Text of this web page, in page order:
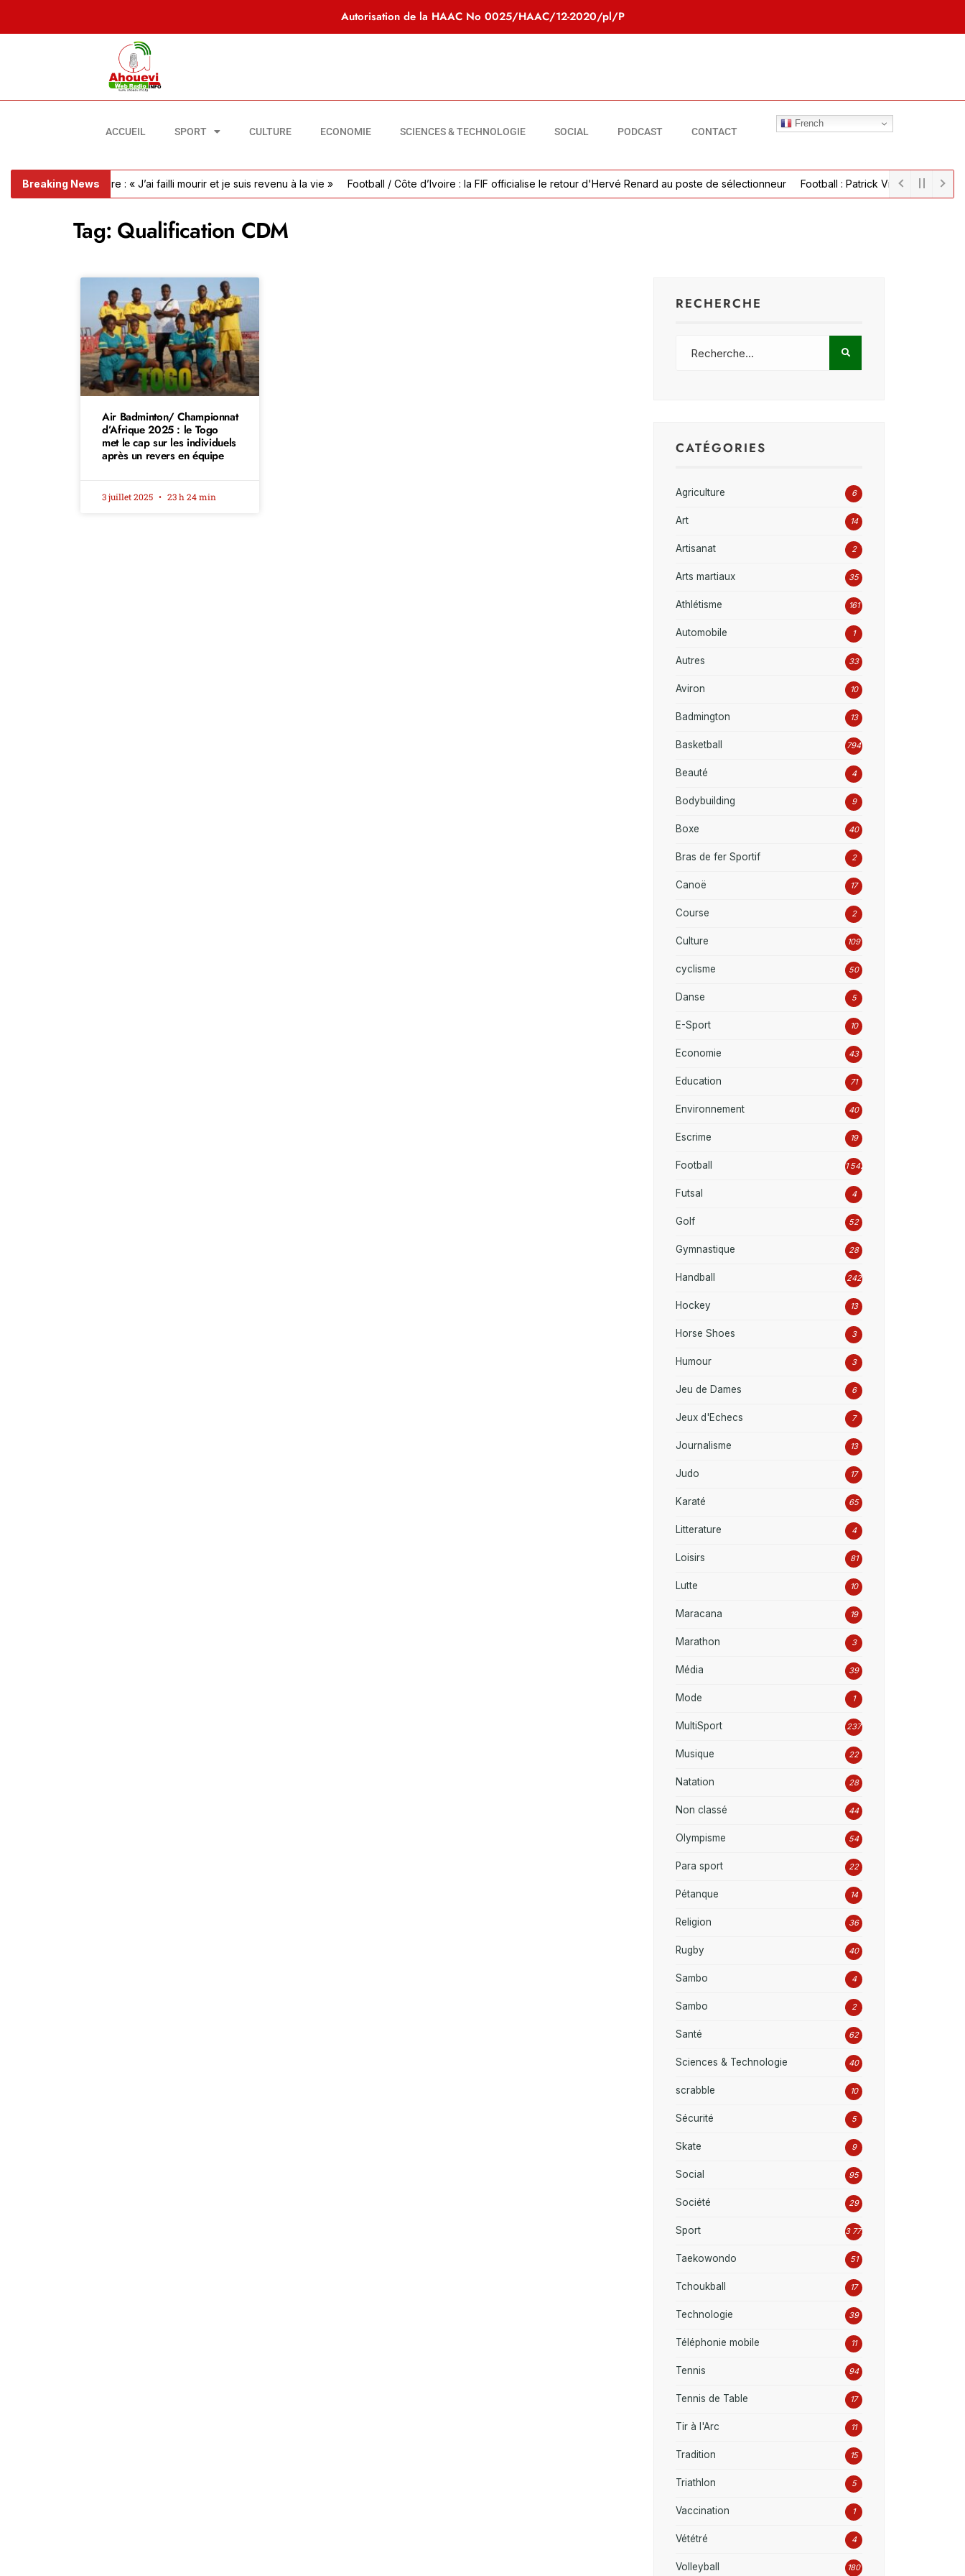
Autorisation de la HAAC No 0025/HAAC/12-2020/pl/P
ACCUEIL SPORT CULTURE ECONOMIE SCIENCES & TECHNOLOGIE SOCIAL PODCAST CONTACT
French
Breaking News
pulmonaire : « J’ai failli mourir et je suis revenu à la vie » Football / Côte d’Ivoire : la FIF officialise le retour d'Hervé Renard au poste de sélectionneur Football : Patrick Vieira parvient à un
Tag: Qualification CDM
Air Badminton/ Championnat
d’Afrique 2025 : le Togo
met le cap sur les individuels
après un revers en équipe
3 juillet 2025 23 h 24 min
RECHERCHE
CATÉGORIES
Agriculture 6
Art 14
Artisanat 2
Arts martiaux 35
Athlétisme 161
Automobile 1
Autres 33
Aviron 10
Badmington 13
Basketball 794
Beauté 4
Bodybuilding 9
Boxe 40
Bras de fer Sportif 2
Canoë 17
Course 2
Culture 109
cyclisme 50
Danse 5
E-Sport 10
Economie 43
Education 71
Environnement 40
Escrime 19
Football 1 542
Futsal 4
Golf 52
Gymnastique 28
Handball 242
Hockey 13
Horse Shoes 3
Humour 3
Jeu de Dames 6
Jeux d'Echecs 7
Journalisme 13
Judo 17
Karaté 65
Litterature 4
Loisirs 81
Lutte 10
Maracana 19
Marathon 3
Média 39
Mode 1
MultiSport 237
Musique 22
Natation 28
Non classé 44
Olympisme 54
Para sport 22
Pétanque 14
Religion 36
Rugby 40
Sambo 4
Sambo 2
Santé 62
Sciences & Technologie 40
scrabble 10
Sécurité 5
Skate 9
Social 95
Société 29
Sport 3 777
Taekowondo 51
Tchoukball 17
Technologie 39
Téléphonie mobile 11
Tennis 94
Tennis de Table 17
Tir à l'Arc 11
Tradition 15
Triathlon 5
Vaccination 1
Vététré 4
Volleyball 180